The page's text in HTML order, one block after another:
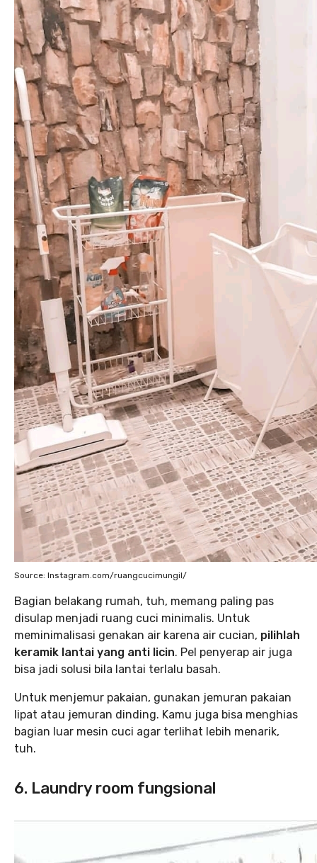
Source: Instagram.com/ruangcucimungil/
Bagian belakang rumah, tuh, memang paling pas
disulap menjadi ruang cuci minimalis. Untuk
meminimalisasi genakan air karena air cucian, pilihlah
keramik lantai yang anti licin. Pel penyerap air juga
bisa jadi solusi bila lantai terlalu basah.
Untuk menjemur pakaian, gunakan jemuran pakaian
lipat atau jemuran dinding. Kamu juga bisa menghias
bagian luar mesin cuci agar terlihat lebih menarik,
tuh.
6. Laundry room fungsional